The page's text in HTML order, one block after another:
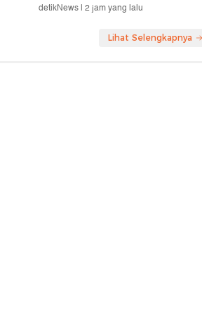
detikNews | 2 jam yang lalu
Lihat Selengkapnya